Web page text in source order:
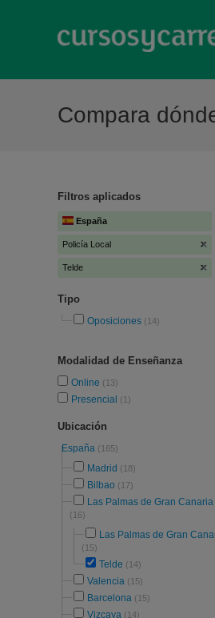
Compara
Filtros aplicados
España
Policía Local
Telde
Tipo
Oposiciones (14)
Modalidad de Enseñanza
Online (13)
Presencial (1)
Ubicación
España (165)
Madrid (18)
Bilbao (17)
Las Palmas de Gran Canaria
(16)
Las Palmas de Gran
(15)
Telde (14)
Valencia (15)
Barcelona (15)
Vizcaya (14)